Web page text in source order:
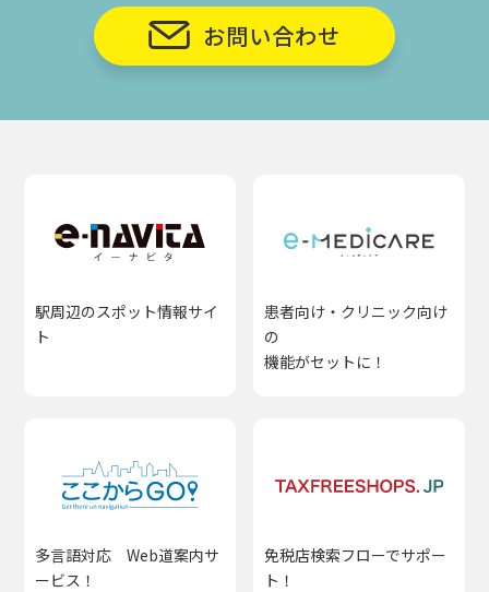
お問い合わせ
駅周辺のスポット情報サイ
ト
患者向け・クリニック向け
の
機能がセットに！
多言語対応 Web道案内サ
ービス！
免税店検索フローでサポー
ト！